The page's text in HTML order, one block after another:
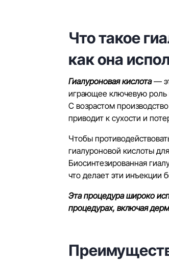
Что такое
как она
Гиалуроновая кислота—
играющее ключевую роль
С возрастом
приводит к сухости и
Чтобы
гиалуроновой кислоты
Биосинтезированная
что делает эти инъекции
Эта процедура широко
процедурах, включая